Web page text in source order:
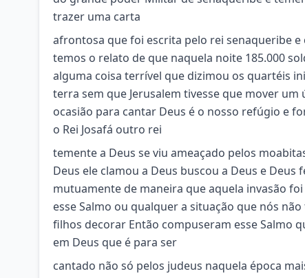
trazer uma carta
afrontosa que foi escrita pelo rei senaqueribe e
temos o relato de que naquela noite 185.000
alguma coisa terrível que dizimou os quartéis
terra sem que Jerusalem tivesse que mover
ocasião para cantar Deus é o nosso refúgio e
o Rei Josafá outro rei
temente a Deus se viu ameaçado pelos
Deus ele clamou a Deus buscou a Deus e
mutuamente de maneira que aquela invasão
esse Salmo ou qualquer a situação que nós
filhos decorar Então compuseram esse Salmo
em Deus que é para ser
cantado não só pelos judeus naquela época